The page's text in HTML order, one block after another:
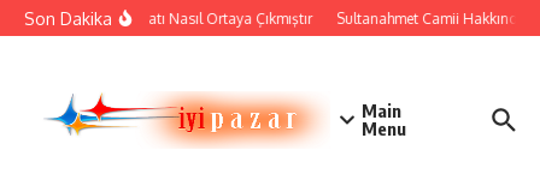
İçeriğe atla
Son DakikaÇini Sanatı Nasıl Ortaya Çıkmıştır Sultanahmet Camii Hakkında
Main
Menu